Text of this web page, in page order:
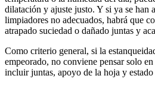
dilatación y ajuste justo. Y si ya se han
limpiadores no adecuados, habrá que
atrapado suciedad o dañado juntas y
Como criterio general, si la
empeorado, no conviene pensar solo
incluir juntas, apoyo de la hoja y